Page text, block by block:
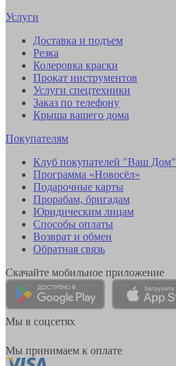
Услуги
Доставка и подъем
Резка
Колеровка краски
Прокат инструментов
Услуги спецтехники
Заказ по телефону
Крыша вашего дома
Покупателям
Клуб покупателей "Ваш Дом"
Программа «Новосёл»
Подарочные карты
Прорабам, бригадам
Юридическим лицам
Способы оплаты
Возврат и обмен
Обратная связь
Скачайте мобильное приложение
Мы в соцсетях
Мы принимаем к оплате